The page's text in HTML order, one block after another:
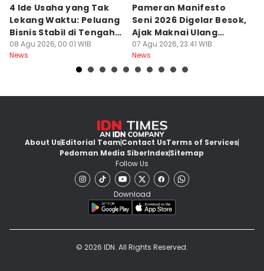
4 Ide Usaha yang Tak
Lekang Waktu: Peluang
Bisnis Stabil di Tengah
Perubahan
08 Agu 2026, 00:01 WIB
News
Pameran Manifesto
Seni 2026 Digelar Besok,
Ajak Maknai Ulang
Maritim
07 Agu 2026, 23:41 WIB
News
About UsEditorial TeamContact UsTerms of Services
Pedoman Media SiberIndexSitemap
Follow Us
Download
© 2026 IDN. All Rights Reserved.